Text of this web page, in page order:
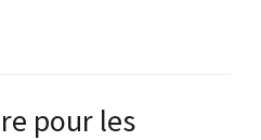
pour les